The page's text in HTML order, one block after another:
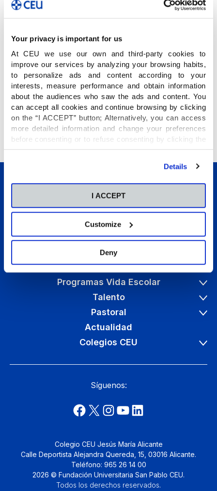
Your privacy is important for us
At CEU we use our own and third-party cookies to
improve our services by analyzing your browsing habits,
to personalize ads and content according to your
interests, measure performance and obtain information
about the audiences who saw the ads and content. You
can accept all cookies and continue browsing by clicking
on the “I ACCEPT” button; Alternatively, you can access
more detailed information and change your preferences
before consenting or to refuse consenting by clicking the
"Personalize" button. For more information you can visit
Details
I ACCEPT
Customize
Deny
Conócenos
Etapas educativas
Internacional
Programas Vida Escolar
Talento
Pastoral
Actualidad
Colegios CEU
Síguenos:
Colegio CEU Jesús María Alicante
Calle Deportista Alejandra Quereda, 15, 03016 Alicante.
Teléfono: 965 26 14 00
2026 © Fundación Universitaria San Pablo CEU.
Todos los derechos reservados.